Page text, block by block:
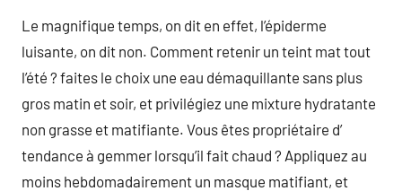
Le magnifique temps, on dit en effet, l’épiderme
luisante, on dit non. Comment retenir un teint mat tout
l’été ? faites le choix une eau démaquillante sans plus
gros matin et soir, et privilégiez une mixture hydratante
non grasse et matifiante. Vous êtes propriétaire d’
tendance à gemmer lorsqu’il fait chaud ? Appliquez au
moins hebdomadairement un masque matifiant, et